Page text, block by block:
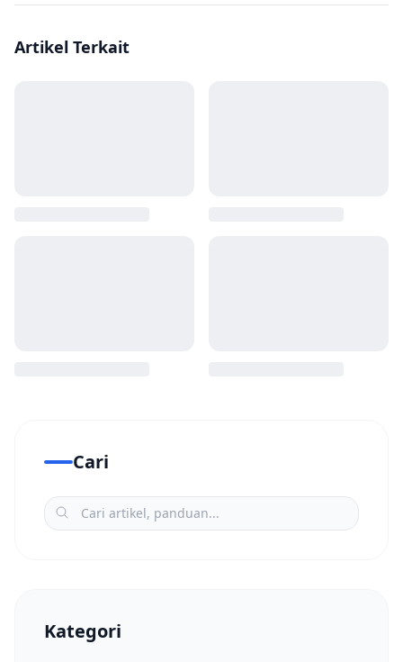
Artikel Terkait
Cari
Kategori